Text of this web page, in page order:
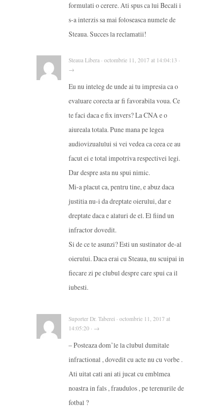
formulati o cerere. Ati spus ca lui Becali i
s-a interzis sa mai foloseasca numele de
Steaua. Succes la reclamatii!
Steaua Libera · octombrie 11, 2017 at 14:04:13 ·
→
Eu nu inteleg de unde ai tu impresia ca o
evaluare corecta ar fi favorabila voua. Ce
te faci daca e fix invers? La CNA e o
aiureala totala. Pune mana pe legea
audiovizualului si vei vedea ca ceea ce au
facut ei e total impotriva respectivei legi.
Dar despre asta nu spui nimic.
Mi-a placut ca, pentru tine, e abuz daca
justitia nu-i da dreptate oierului, dar e
dreptate daca e alaturi de el. El fiind un
infractor dovedit.
Si de ce te asunzi? Esti un sustinator de-al
oierului. Daca erai cu Steaua, nu scuipai in
fiecare zi pe clubul despre care spui ca il
iubesti.
Suporter Dr. Taberei · octombrie 11, 2017 at
14:05:20 · →
– Posteaza dom’le la clubul dumitale
infractional , dovedit cu acte nu cu vorbe .
Ati uitat cati ani ati jucat cu emblmea
noastra in fals , fraudulos , pe terenurile de
fotbal ?